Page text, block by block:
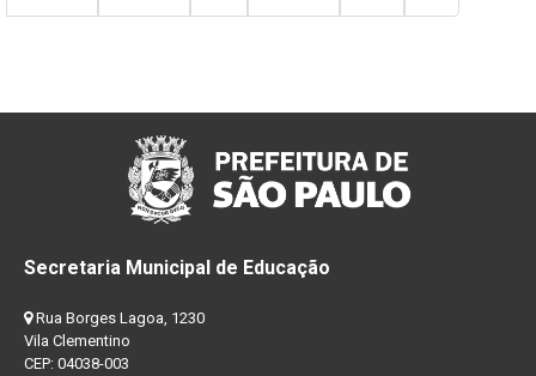
Secretaria Municipal de Educação
Rua Borges Lagoa, 1230
Vila Clementino
CEP: 04038-003